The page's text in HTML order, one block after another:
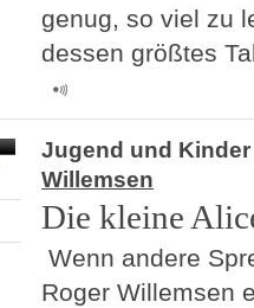
genug, so viel zu
dessen größtes
Jugend und Kinder
Willemsen
Die kleine
Wenn andere
Roger Willemsen